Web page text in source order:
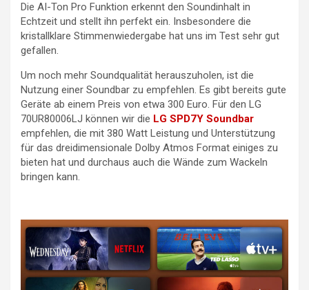
Die AI-Ton Pro Funktion erkennt den Soundinhalt in
Echtzeit und stellt ihn perfekt ein. Insbesondere die
kristallklare Stimmenwiedergabe hat uns im Test sehr gut
gefallen.
Um noch mehr Soundqualität herauszuholen, ist die
Nutzung einer Soundbar zu empfehlen. Es gibt bereits gute
Geräte ab einem Preis von etwa 300 Euro. Für den LG
70UR80006LJ können wir die LG SPD7Y Soundbar
empfehlen, die mit 380 Watt Leistung und Unterstützung
für das dreidimensionale Dolby Atmos Format einiges zu
bieten hat und durchaus auch die Wände zum Wackeln
bringen kann.